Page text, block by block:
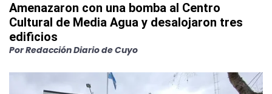
Amenazaron con una bomba al Centro
Cultural de Media Agua y desalojaron tres
edificios
PorRedacción Diario de Cuyo